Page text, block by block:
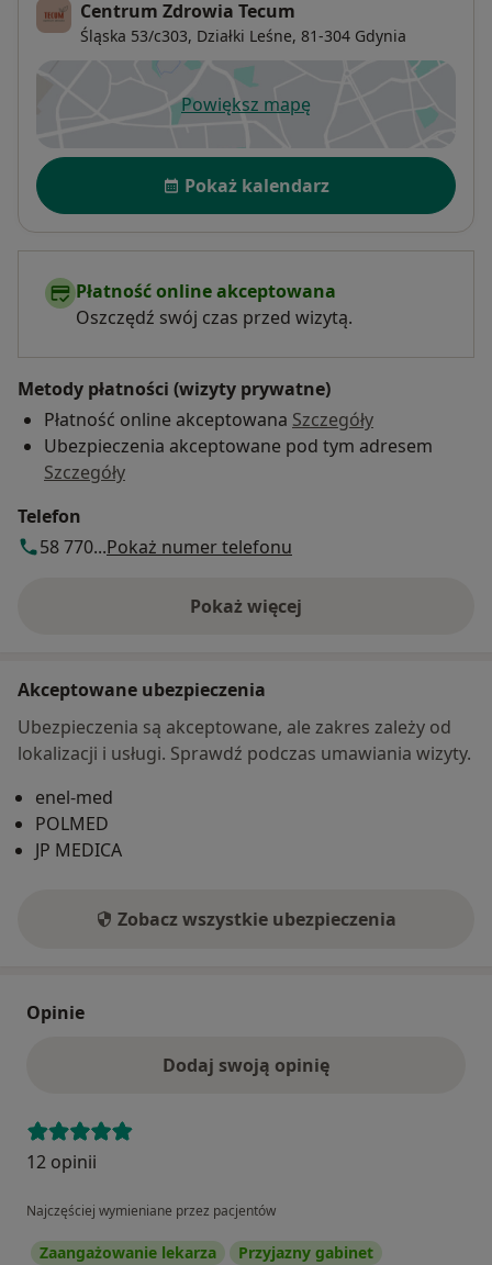
Centrum Zdrowia Tecum
Śląska 53/c303, Działki Leśne, 81-304 Gdynia
Powiększ mapęotwiera się w nowej karcie
Dostępność
Pokaż kalendarz
Płatność online akceptowana
Oszczędź swój czas przed wizytą.
Metody płatności (wizyty prywatne)
Płatność online akceptowana Szczegóły
Ubezpieczenia akceptowane pod tym adresem
Szczegóły
Telefon
58 770...Pokaż numer telefonu
Pokaż więcej
o adresie
Akceptowane ubezpieczenia
Ubezpieczenia są akceptowane, ale zakres zależy od
lokalizacji i usługi. Sprawdź podczas umawiania wizyty.
enel-med
POLMED
JP MEDICA
Zobacz wszystkie ubezpieczenia
Opinie
Dodaj swoją opinię
12 opinii
Najczęściej wymieniane przez pacjentów
Zaangażowanie lekarza
Przyjazny gabinet